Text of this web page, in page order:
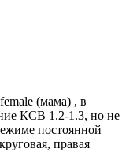
(мама) , в
КСВ 1.2-1.3, но не
постоянной
правая